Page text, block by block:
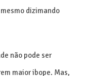
dizimando
não pode ser
maior ibope. Mas,